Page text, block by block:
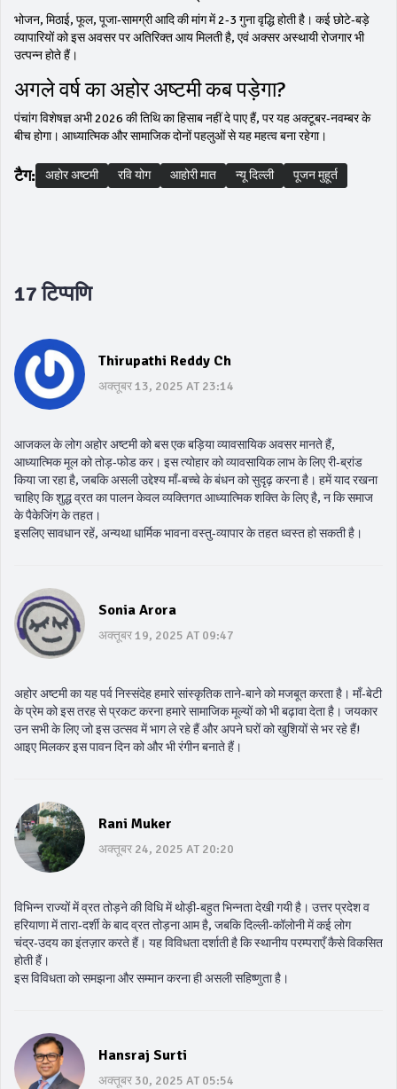
भोजन, मिठाई, फूल, पूजा‑सामग्री आदि की मांग में 2‑3 गुना वृद्धि होती है। कई छोटे‑बड़े
व्यापारियों को इस अवसर पर अतिरिक्त आय मिलती है, एवं अक्सर अस्थायी रोजगार भी
उत्पन्न होते हैं।
अगले वर्ष का अहोर अष्टमी कब पड़ेगा?
पंचांग विशेषज्ञ अभी 2026 की तिथि का हिसाब नहीं दे पाए हैं, पर यह अक्टूबर‑नवम्बर के
बीच होगा। आध्यात्मिक और सामाजिक दोनों पहलुओं से यह महत्व बना रहेगा।
टैग: अहोर अष्टमी रवि योग आहोरी मात न्यू दिल्ली पूजन मुहूर्त
17 टिप्पणि
Thirupathi Reddy Ch
अक्तूबर 13, 2025 AT 23:14
आजकल के लोग अहोर अष्टमी को बस एक बड़िया व्यावसायिक अवसर मानते हैं,
आध्यात्मिक मूल को तोड़‑फोड कर। इस त्योहार को व्यावसायिक लाभ के लिए री‑ब्रांड
किया जा रहा है, जबकि असली उद्देश्य माँ‑बच्चे के बंधन को सुदृढ़ करना है। हमें याद रखना
चाहिए कि शुद्ध व्रत का पालन केवल व्यक्तिगत आध्यात्मिक शक्ति के लिए है, न कि समाज
के पैकेजिंग के तहत।
इसलिए सावधान रहें, अन्यथा धार्मिक भावना वस्तु‑व्यापार के तहत ध्वस्त हो सकती है।
Sonia Arora
अक्तूबर 19, 2025 AT 09:47
अहोर अष्टमी का यह पर्व निस्संदेह हमारे सांस्कृतिक ताने‑बाने को मजबूत करता है। माँ‑बेटी
के प्रेम को इस तरह से प्रकट करना हमारे सामाजिक मूल्यों को भी बढ़ावा देता है। जयकार
उन सभी के लिए जो इस उत्सव में भाग ले रहे हैं और अपने घरों को खुशियों से भर रहे हैं!
आइए मिलकर इस पावन दिन को और भी रंगीन बनाते हैं।
Rani Muker
अक्तूबर 24, 2025 AT 20:20
विभिन्न राज्यों में व्रत तोड़ने की विधि में थोड़ी‑बहुत भिन्नता देखी गयी है। उत्तर प्रदेश व
हरियाणा में तारा‑दर्शी के बाद व्रत तोड़ना आम है, जबकि दिल्ली‑कॉलोनी में कई लोग
चंद्र‑उदय का इंतज़ार करते हैं। यह विविधता दर्शाती है कि स्थानीय परम्पराएँ कैसे विकसित
होती हैं।
इस विविधता को समझना और सम्मान करना ही असली सहिष्णुता है।
Hansraj Surti
अक्तूबर 30, 2025 AT 05:54